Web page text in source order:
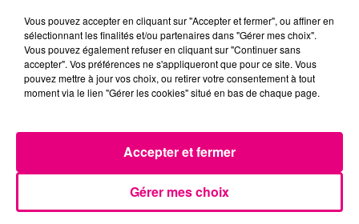
déplorer dans l'incendie d'un immeuble de cinq
étages, dont 1 décès et 2 blessés en urgence
absolue.
Vous pouvez accepter en cliquant sur "Accepter et fermer", ou affiner en
sélectionnant les finalités et/ou partenaires dans "Gérer mes choix".
Vous pouvez également refuser en cliquant sur "Continuer sans
accepter". Vos préférences ne s'appliqueront que pour ce site. Vous
pouvez mettre à jour vos choix, ou retirer votre consentement à tout
moment via le lien "Gérer les cookies" situé en bas de chaque page.
Gérer mes choix
Accepter et fermer